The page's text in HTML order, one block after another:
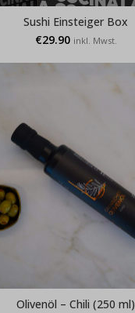
Sushi Einsteiger Box
€29.90 inkl. Mwst.
Olivenöl – Chili (250 ml)